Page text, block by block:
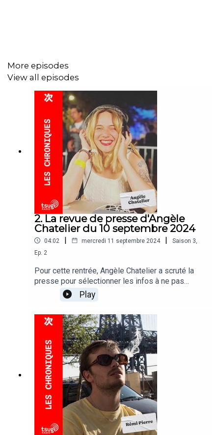
More episodes
View all episodes
2. La revue de presse d'Angèle
Chatelier du 10 septembre 2024
04:02 | mercredi 11 septembre 2024 | Saison 3
Ep. 2
Pour cette rentrée, Angèle Chatelier a scruté la
presse pour sélectionner les infos à ne pas
louper ! En ce début septembre, Angèle aborde le
retour d'Oasis, une enquête sur la plateforme
pratiques anticoncurrentielles et injustes,
Kendrick Lamar au Super Bowl et la très attendue
série documentaire Arte sur la vie du regretté DJ
Mehdi.
Play